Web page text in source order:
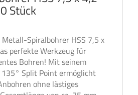
Stück
Spiralbohrer HSS 7,5 x
perfekte Werkzeug für
Bohren! Mit seinem
Split Point ermöglicht
ohne lästiges